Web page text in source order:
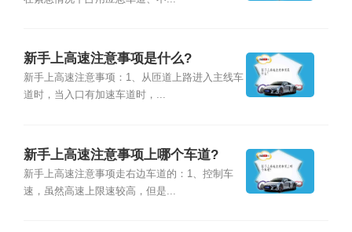
新手上高速注意事项是什么?
新手上高速注意事项：1、从匝道上路进入主线车
道时，当入口有加速车道时，...
新手上高速注意事项上哪个车道?
新手上高速注意事项走右边车道的：1、控制车
速，虽然高速上限速较高，但是...